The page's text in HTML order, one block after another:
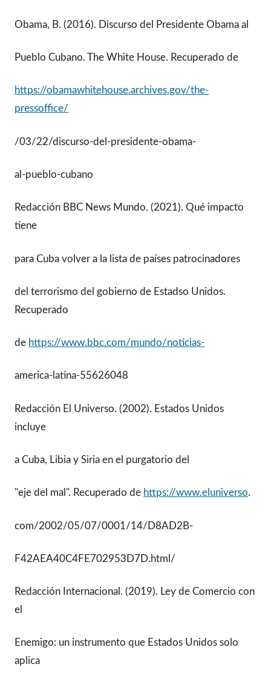
Obama, B. (2016). Discurso del Presidente Obama al
Pueblo Cubano. The White House. Recuperado de
https://obamawhitehouse.archives.gov/the-
pressoffice/
/03/22/discurso-del-presidente-obama-
al-pueblo-cubano
Redacción BBC News Mundo. (2021). Qué impacto
tiene
para Cuba volver a la lista de países patrocinadores
del terrorismo del gobierno de Estadso Unidos.
Recuperado
de https://www.bbc.com/mundo/noticias-
america-latina-55626048
Redacción El Universo. (2002). Estados Unidos
incluye
a Cuba, Libia y Siria en el purgatorio del
"eje del mal". Recuperado de https://www.eluniverso.
com/2002/05/07/0001/14/D8AD2B-
F42AEA40C4FE702953D7D.html/
Redacción Internacional. (2019). Ley de Comercio con
el
Enemigo: un instrumento que Estados Unidos solo
aplica